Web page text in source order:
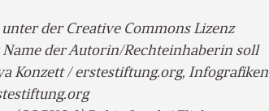
der Creative Commons Lizenz
Name der Autorin/Rechteinhaberin soll
Konzett / erstestiftung.org, Infografiken